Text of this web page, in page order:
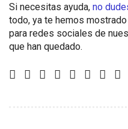
Si necesitas ayuda, no
todo, ya te hemos
para redes sociales de
que han quedado.